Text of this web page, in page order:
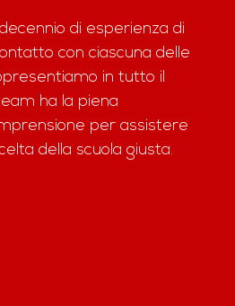
di esperienza di
con ciascuna delle
in tutto il
ha la piena
per assistere
della scuola giusta.